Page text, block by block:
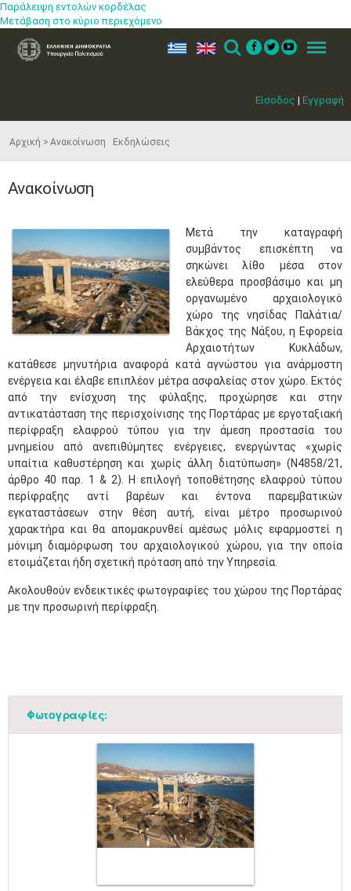
Παράλειψη εντολών κορδέλας
Μετάβαση στο κύριο περιεχόμενο
Είσοδος | Εγγραφή
ελ en Search Menu
Αρχική Ανακοίνωση Εκδηλώσεις
Ανακοίνωση
​Μετά την καταγραφή
συμβάντος επισκέπτη να
σηκώνει λίθο μέσα στον
ελεύθερα προσβάσιμο και μη
οργανωμένο αρχαιολογικό
χώρο της νησίδας Παλάτια/
Βάκχος της Νάξου, η Εφορεία
Αρχαιοτήτων Κυκλάδων,
κατάθεσε μηνυτήρια αναφορά κατά αγνώστου για ανάρμοστη
ενέργεια και έλαβε επιπλέον μέτρα ασφαλείας στον χώρο. Εκτός
από την ενίσχυση της φύλαξης, προχώρησε και στην
αντικατάσταση της περισχοίνισης της Πορτάρας με εργοταξιακή
περίφραξη ελαφρού τύπου για την άμεση προστασία του
μνημείου από ανεπιθύμητες ενέργειες, ενεργώντας «χωρίς
υπαίτια καθυστέρηση και χωρίς άλλη διατύπωση» (Ν4858/21,
άρθρο 40 παρ. 1 & 2). Η επιλογή τοποθέτησης ελαφρού τύπου
περίφραξης αντί βαρέων και έντονα παρεμβατικών
εγκαταστάσεων στην θέση αυτή, είναι μέτρο προσωρινού
χαρακτήρα και θα απομακρυνθεί αμέσως μόλις εφαρμοστεί η
μόνιμη διαμόρφωση του αρχαιολογικού χώρου, για την οποία
ετοιμάζεται ήδη σχετική πρόταση από την Υπηρεσία.
Ακολουθούν ενδεικτικές φωτογραφίες του χώρου της Πορτάρας
με την προσωρινή περίφραξη.
Φωτογραφίες: